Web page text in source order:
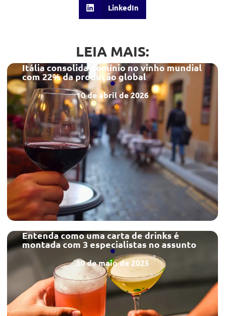
LinkedIn
LEIA MAIS:
Itália consolida domínio no vinho mundial
com 22% da produção global
10 de abril de 2026
Entenda como uma carta de drinks é
montada com 3 especialistas no assunto
30 de maio de 2025